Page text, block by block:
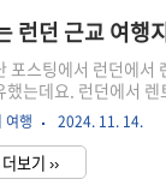
래서 찾게된 곳인데
프는 기존에 다녀본 키
었습니다. 자연과 교
이프의 가장 큰 특징은
를 중심으로 운영된다
카페처럼 단순한 놀이
들이 자연 속에서 뛰어
런던 근교 여행
포스팅에서 런던에서
했는데요. 런던에서
군데 소개해보려고 합
는 런던 근교 여행지로
드 이야기가 아니라 정
명소를 소개하려고 하
여행 2024. 11. 14.
더보기 ››